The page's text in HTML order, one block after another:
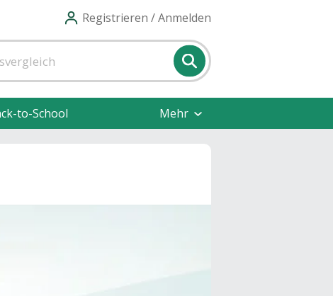
Registrieren / Anmelden
to-School Mehr